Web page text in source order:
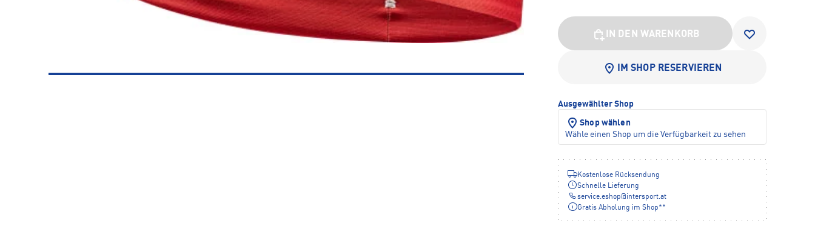
IN DEN WARENKORB
IM SHOP RESERVIEREN
Ausgewählter Shop
Shop wählen
Wähle einen Shop um die Verfügbarkeit zu sehen
Kostenlose Rücksendung
Schnelle Lieferung
service.eshop@intersport.at
Gratis Abholung im Shop**